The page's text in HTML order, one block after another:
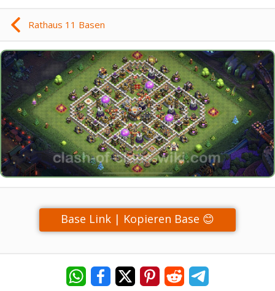
Rathaus 11 Basen
Base Link | Kopieren Base 😊